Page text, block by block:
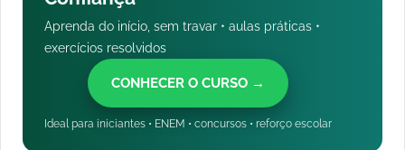
Aprenda do início, sem travar • aulas práticas •
exercícios resolvidos
CONHECER O CURSO →
Ideal para iniciantes • ENEM • concursos • reforço escolar